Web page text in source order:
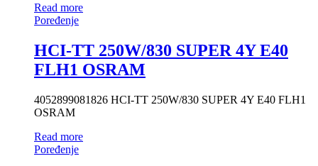
Read more
Poređenje
HCI-TT 250W/830 SUPER 4Y E40
FLH1 OSRAM
4052899081826 HCI-TT 250W/830 SUPER 4Y E40 FLH1
OSRAM
Read more
Poređenje